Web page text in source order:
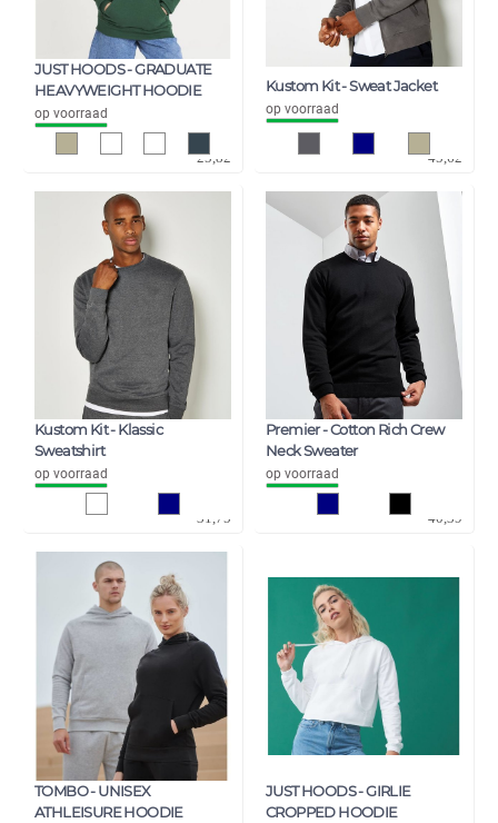
JUST HOODS - GRADUATE
HEAVYWEIGHT HOODIE
op voorraad
21,34
25,82
Kustom Kit - Sweat Jacket
op voorraad
37,70
45,62
Kustom Kit - Klassic
Sweatshirt
op voorraad
31,75
Premier - Cotton Rich Crew
Neck Sweater
op voorraad
40,39
TOMBO - UNISEX
ATHLEISURE HOODIE
JUST HOODS - GIRLIE
CROPPED HOODIE